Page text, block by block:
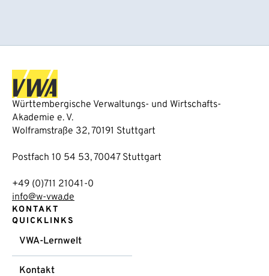
Württembergische Verwaltungs- und Wirtschafts-
Akademie e. V.
Wolframstraße 32, 70191 Stuttgart
Postfach 10 54 53, 70047 Stuttgart
+49 (0)711 21041-0
info@w-vwa.de
KONTAKT
QUICKLINKS
VWA-Lernwelt
Kontakt